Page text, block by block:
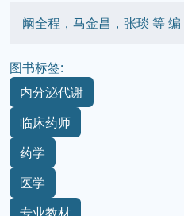
阚全程，马金昌，张琰 等 编
图书标签:
内分泌代谢
临床药师
药学
医学